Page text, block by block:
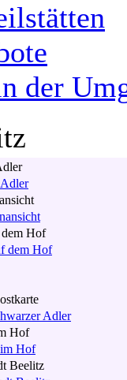
der
dem Hof
Hof
Beelitz